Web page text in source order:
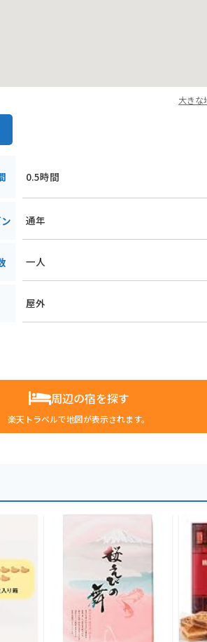
大きな
0.5時間
通年
一人
屋外
周辺の宿を探す
楽天トラベルで地図が表示されます。